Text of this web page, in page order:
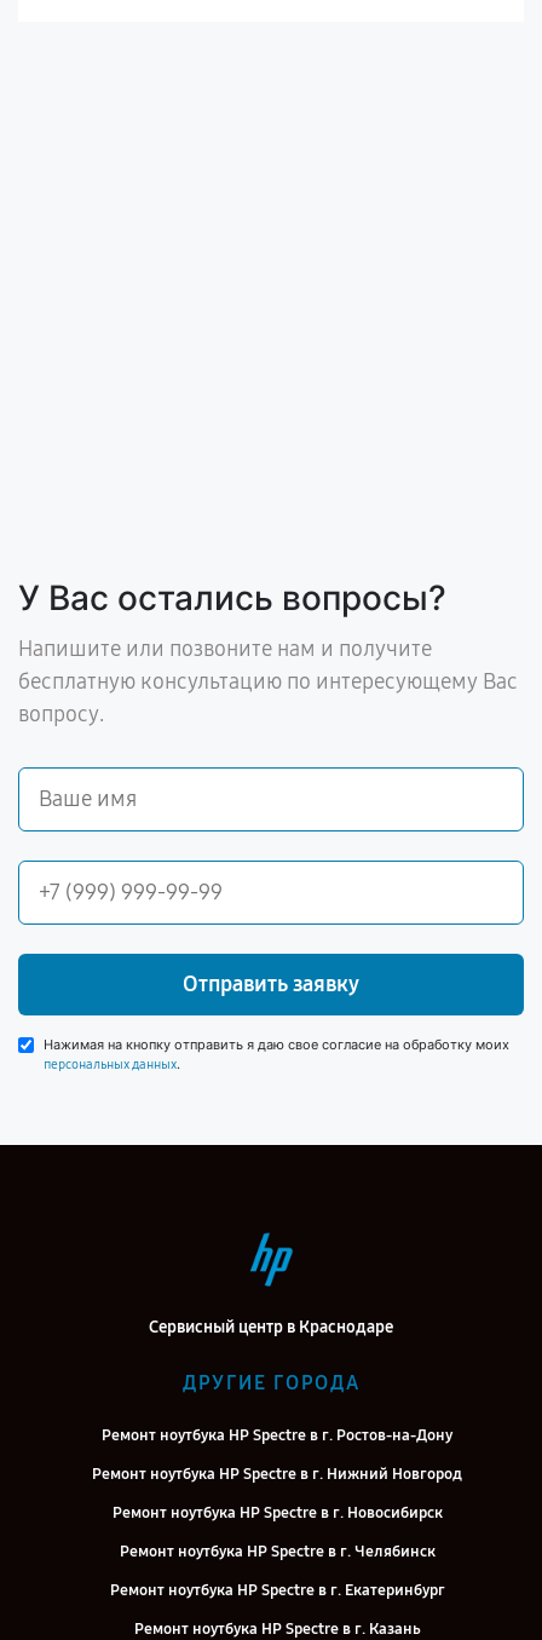
У Вас остались вопросы?
Напишите или позвоните нам и получите
бесплатную консультацию по интересующему Вас
вопросу.
Отправить заявку
Нажимая на кнопку отправить я даю свое согласие на обработку моих
персональных данных.
Сервисный центр в Краснодаре
ДРУГИЕ ГОРОДА
Ремонт ноутбука HP Spectre в г. Ростов-на-Дону
Ремонт ноутбука HP Spectre в г. Нижний Новгород
Ремонт ноутбука HP Spectre в г. Новосибирск
Ремонт ноутбука HP Spectre в г. Челябинск
Ремонт ноутбука HP Spectre в г. Екатеринбург
Ремонт ноутбука HP Spectre в г. Казань